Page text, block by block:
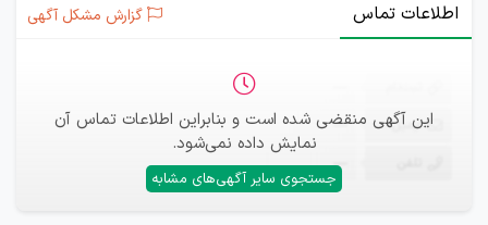
اطلاعات تماس گزارش مشکل آگهی
این آگهی منقضی شده است و بنابراین اطلاعات تماس آن
نمایش داده نمی‌شود.
جستجوی سایر آگهی‌های مشابه
ایمیل —
—